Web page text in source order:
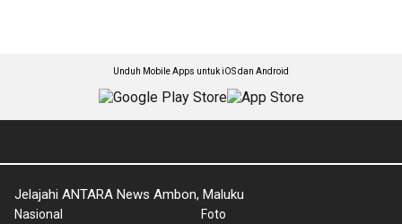
Unduh Mobile Apps untuk iOS dan Android
Jelajahi ANTARA News Ambon, Maluku
Nasional
Foto